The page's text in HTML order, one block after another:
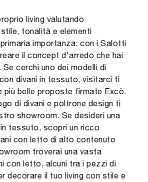
living valutando
tonalità e elementi
importanza: con i Salotti
il concept d'arredo che hai
cerchi uno dei modelli di
divani in tessuto, visitarci ti
più belle proposte firmate Excò.
di divani e poltrone design ti
showroom. Se desideri una
tessuto, scopri un ricco
con letto di alto contenuto
troverai una vasta
con letto, alcuni tra i pezzi di
decorare il tuo living con stile e